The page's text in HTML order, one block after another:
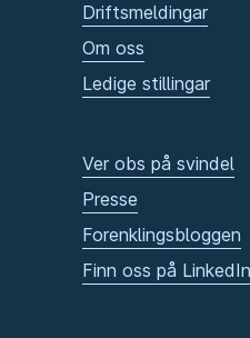
Driftsmeldingar
Om oss
Ledige stillingar
Ver obs på svindel
Presse
Forenklingsbloggen
Finn oss på LinkedIn